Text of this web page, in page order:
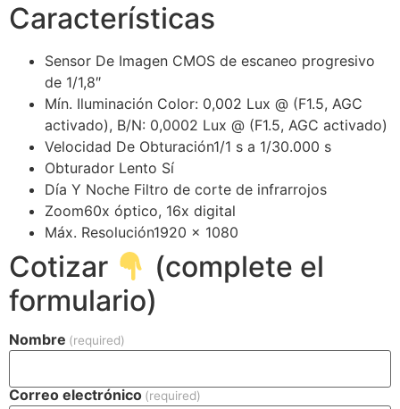
Características
Sensor De Imagen CMOS de escaneo progresivo
de 1/1,8″
Mín. Iluminación Color: 0,002 Lux @ (F1.5, AGC
activado), B/N: 0,0002 Lux @ (F1.5, AGC activado)
Velocidad De Obturación1/1 s a 1/30.000 s
Obturador Lento Sí
Día Y Noche Filtro de corte de infrarrojos
Zoom60x óptico, 16x digital
Máx. Resolución1920 × 1080
Cotizar
(complete el
formulario)
Nombre (required)
Correo electrónico (required)